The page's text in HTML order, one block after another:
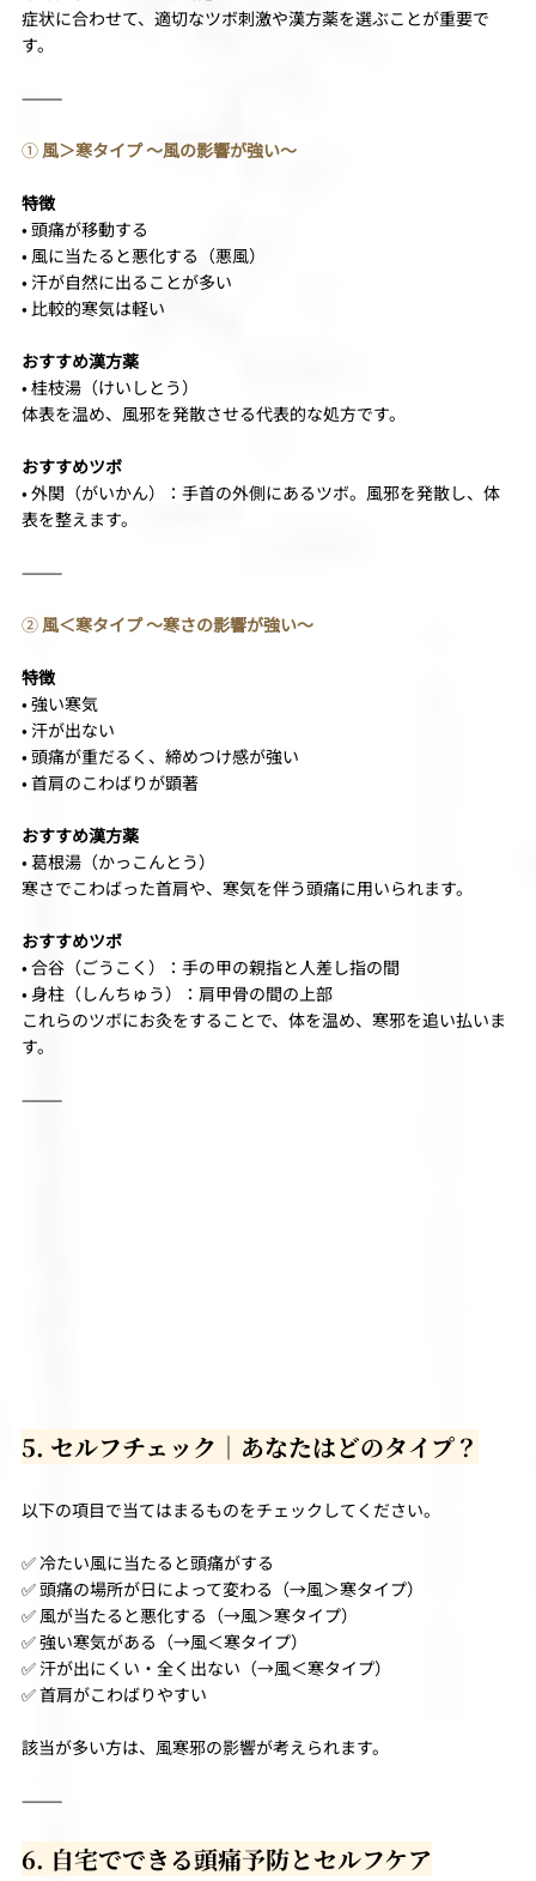
症状に合わせて、適切なツボ刺激や漢方薬を選ぶことが重要で
す。
⸻
① 風＞寒タイプ 〜風の影響が強い〜
特徴
• 頭痛が移動する
• 風に当たると悪化する（悪風）
• 汗が自然に出ることが多い
• 比較的寒気は軽い
おすすめ漢方薬
• 桂枝湯（けいしとう）
体表を温め、風邪を発散させる代表的な処方です。
おすすめツボ
• 外関（がいかん）：手首の外側にあるツボ。風邪を発散し、体
表を整えます。
⸻
② 風＜寒タイプ 〜寒さの影響が強い〜
特徴
• 強い寒気
• 汗が出ない
• 頭痛が重だるく、締めつけ感が強い
• 首肩のこわばりが顕著
おすすめ漢方薬
• 葛根湯（かっこんとう）
寒さでこわばった首肩や、寒気を伴う頭痛に用いられます。
おすすめツボ
• 合谷（ごうこく）：手の甲の親指と人差し指の間
• 身柱（しんちゅう）：肩甲骨の間の上部
これらのツボにお灸をすることで、体を温め、寒邪を追い払いま
す。
⸻
5. セルフチェック｜あなたはどのタイプ？
以下の項目で当てはまるものをチェックしてください。
✅ 冷たい風に当たると頭痛がする
✅ 頭痛の場所が日によって変わる（→風＞寒タイプ）
✅ 風が当たると悪化する（→風＞寒タイプ）
✅ 強い寒気がある（→風＜寒タイプ）
✅ 汗が出にくい・全く出ない（→風＜寒タイプ）
✅ 首肩がこわばりやすい
該当が多い方は、風寒邪の影響が考えられます。
⸻
6. 自宅でできる頭痛予防とセルフケア